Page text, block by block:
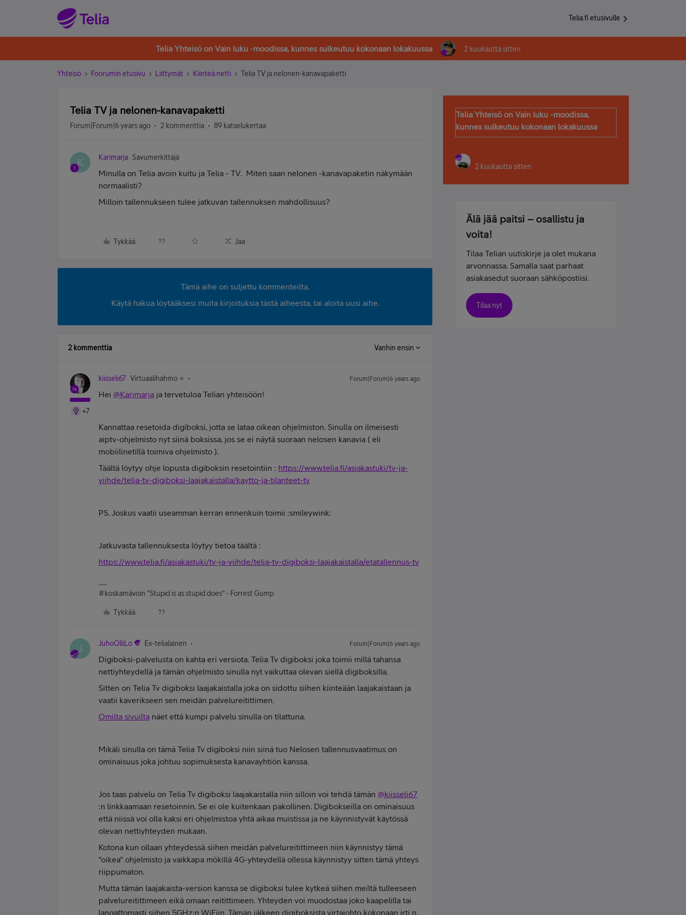
Telia.fi etusivulle
Telia Yhteisö on Vain luku -moodissa, kunnes sulkeutuu kokonaan lokakuussa 2 kuukautta sitten
Yhteisö Foorumin etusivu Liittymät Kiinteä netti Telia TV ja nelonen-kanavapaketti
Telia TV ja nelonen-kanavapaketti
Forum|Forum|6 years ago 2 kommenttia 89 katselukertaa
K Karimarja Savumerkittäjä
Minulla on Telia avoin kuitu ja Telia - TV. Miten saan nelonen -kanavapaketin näkymään
normaalisti?
Milloin tallennukseen tulee jatkuvan tallennuksen mahdollisuus?
Tykkää Jaa
Tämä aihe on suljettu kommenteilta.
Käytä hakua löytääksesi muita kirjoituksia tästä aiheesta, tai aloita uusi aihe.
2 kommenttia Vanhin ensin
+7
kiisseli67 Virtuaalihahmo ⭐️ Forum|Forum|6 years ago
Hei @Karimarja ja tervetuloa Telian yhteisöön!
Kannattaa resetoida digiboksi, jotta se lataa oikean ohjelmiston. Sinulla on ilmeisesti
aiptv-ohjelmisto nyt siinä boksissa, jos se ei näytä suoraan nelosen kanavia ( eli
mobiilinetillä toimiva ohjelmisto ).
Täältä löytyy ohje lopusta digiboksin resetointiin : https://www.telia.fi/asiakastuki/tv-ja-
viihde/telia-tv-digiboksi-laajakaistalla/kaytto-ja-tilanteet-tv
PS. Joskus vaatii useamman kerran ennenkuin toimii :smileywink:
Jatkuvasta tallennuksesta löytyy tietoa täältä :
https://www.telia.fi/asiakastuki/tv-ja-viihde/telia-tv-digiboksi-laajakaistalla/etatallennus-tv
#koskamävoin "Stupid is as stupid does" - Forrest Gump
Tykkää
J JuhoOlliLo Ex-telialainen Forum|Forum|6 years ago
Digiboksi-palvelusta on kahta eri versiota. Telia Tv digiboksi joka toimii millä tahansa
nettiyhteydellä ja tämän ohjelmisto sinulla nyt vaikuttaa olevan siellä digiboksilla.
Sitten on Telia Tv digiboksi laajakaistalla joka on sidottu siihen kiinteään laajakaistaan ja
vaatii kaverikseen sen meidän palvelureitittimen.
Omilta sivuilta näet että kumpi palvelu sinulla on tilattuna.
Mikäli sinulla on tämä Telia Tv digiboksi niin siinä tuo Nelosen tallennusvaatimus on
ominaisuus joka johtuu sopimuksesta kanavayhtiön kanssa.
Jos taas palvelu on Telia Tv digiboksi laajakaistalla niin silloin voi tehdä tämän @kiisseli67
:n linkkaamaan resetoinnin. Se ei ole kuitenkaan pakollinen. Digibokseilla on ominaisuus
että niissä voi olla kaksi eri ohjelmistoa yhtä aikaa muistissa ja ne käynnistyvät käytössä
olevan nettiyhteyden mukaan.
Kotona kun ollaan yhteydessä siihen meidän palvelureitittimeen niin käynnistyy tämä
"oikea" ohjelmisto ja vaikkapa mökillä 4G-yhteydellä ollessa käynnistyy sitten tämä yhteys
riippumaton.
Mutta tämän laajakaista-version kanssa se digiboksi tulee kytkeä siihen meiltä tulleeseen
palvelureitittimeen eikä omaan reitittimeen. Yhteyden voi muodostaa joko kaapelilla tai
langattomasti siihen 5GHz:n WiFiin. Tämän jälkeen digiboksista virtajohto kokonaan irti n.
Telia Yhteisö on Vain luku -moodissa,
kunnes sulkeutuu kokonaan lokakuussa
2 kuukautta sitten
Älä jää paitsi – osallistu ja
voita!
Tilaa Telian uutiskirje ja olet mukana
arvonnassa. Samalla saat parhaat
asiakasedut suoraan sähköpostiisi.
Tilaa nyt